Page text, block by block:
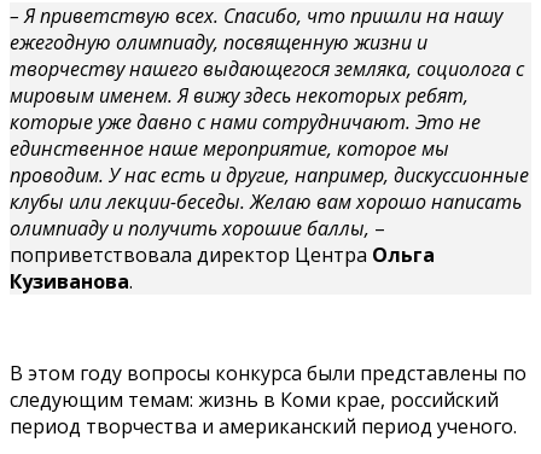
– Я приветствую всех. Спасибо, что пришли на нашу
ежегодную олимпиаду, посвященную жизни и
творчеству нашего выдающегося земляка, социолога с
мировым именем. Я вижу здесь некоторых ребят,
которые уже давно с нами сотрудничают. Это не
единственное наше мероприятие, которое мы
проводим. У нас есть и другие, например, дискуссионные
клубы или лекции-беседы. Желаю вам хорошо написать
олимпиаду и получить хорошие баллы, –
поприветствовала директор Центра Ольга
Кузиванова.
В этом году вопросы конкурса были представлены по
следующим темам: жизнь в Коми крае, российский
период творчества и американский период ученого.